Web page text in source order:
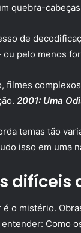
quebra-
de
ou pelo menos
filmes
2001: Uma
temas tão
isso em uma
difíceis
é o mistério.
Como